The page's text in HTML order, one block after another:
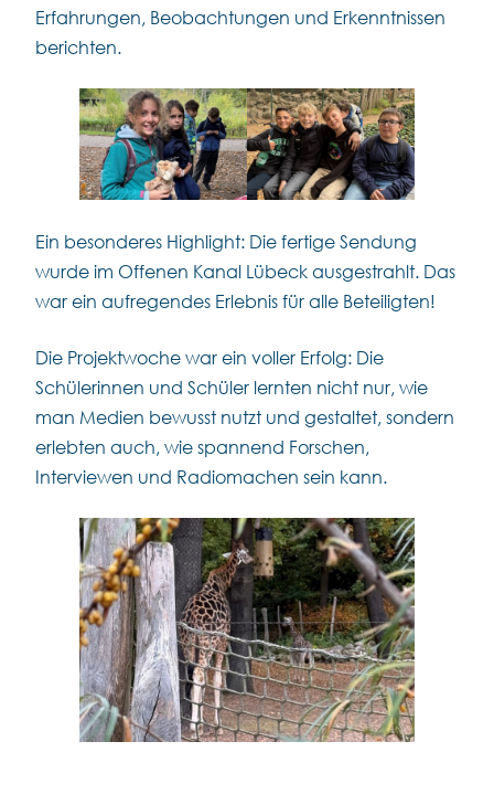
Erfahrungen, Beobachtungen und Erkenntnissen
berichten.
Ein besonderes Highlight: Die fertige Sendung
wurde im Offenen Kanal Lübeck ausgestrahlt. Das
war ein aufregendes Erlebnis für alle Beteiligten!
Die Projektwoche war ein voller Erfolg: Die
Schülerinnen und Schüler lernten nicht nur, wie
man Medien bewusst nutzt und gestaltet, sondern
erlebten auch, wie spannend Forschen,
Interviewen und Radiomachen sein kann.